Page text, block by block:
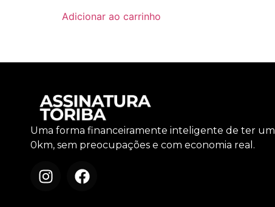
Adicionar ao carrinho
Uma forma financeiramente inteligente de ter um
0km, sem preocupações e com economia real.